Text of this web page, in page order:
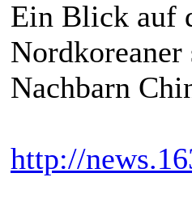
Ein Blick auf
Nachbarn
http://